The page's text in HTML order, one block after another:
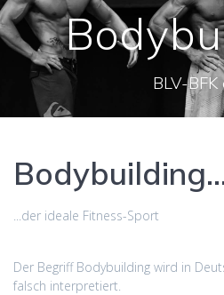
BLV-BFK
...der ideale Fitness-Sport
Der Begriff Bodybuilding wird in
falsch interpretiert.